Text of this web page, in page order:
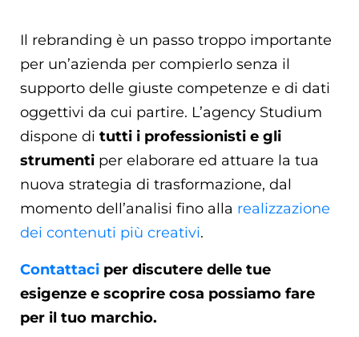
Il rebranding è un passo troppo importante
per un’azienda per compierlo senza il
supporto delle giuste competenze e di dati
oggettivi da cui partire. L’agency Studium
dispone di tutti i professionisti e gli
strumenti per elaborare ed attuare la tua
nuova strategia di trasformazione, dal
momento dell’analisi fino alla realizzazione
dei contenuti più creativi.
Contattaci per discutere delle tue
esigenze e scoprire cosa possiamo fare
per il tuo marchio.